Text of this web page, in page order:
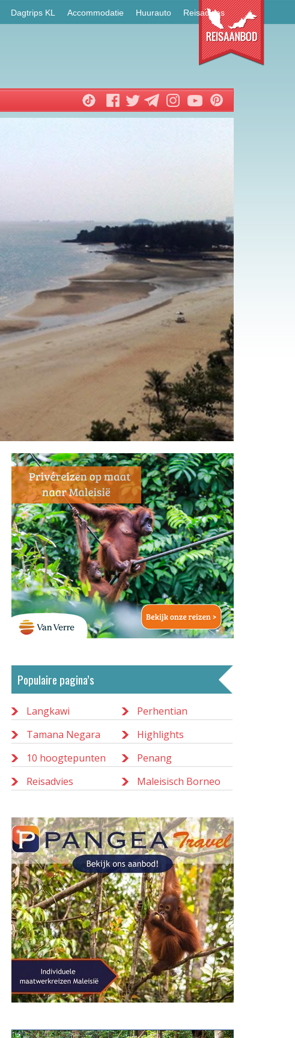
Dagtrips KL Accommodatie Huurauto Reisadvies
Populaire pagina’s
Langkawi
Perhentian
Tamana Negara
Highlights
10 hoogtepunten
Penang
Reisadvies
Maleisisch Borneo